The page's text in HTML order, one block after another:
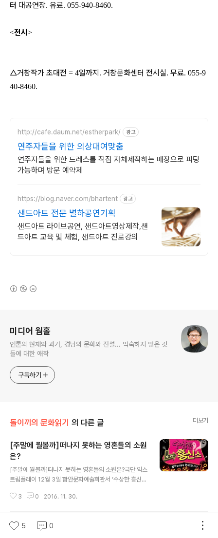
터 대공연장. 유료. 055-940-8460.
<전시 >
△거창작가 초대전 = 4일까지. 거창문화센터 전시실. 무료. 055-9
40-8460.
http://cafe.daum.net/estherpark/ 광고
연주자들을 위한 의상대여맞춤
연주자들을 위한 드레스를 직접 자체제작하는 매장으로 피팅
가능하며 방문 예약제
https://blog.naver.com/bhartent 광고
샌드아트 전문 별하공연기획
샌드아트 라이브공연, 샌드아트영상제작,샌
드아트 교육 및 체험, 샌드아트 진로강의
미디어 웜홀
언론의 현재와 과거, 경남의 문화와 전설... 익숙하지 않은 것
들에 대한 애착
구독하기
돌이끼의 문화읽기 의 다른 글 더보기
[주말에 뭘볼까]떠나지 못하는 영혼들의 소원
은?
[주말에 뭘볼까]떠나지 못하는 영혼들의 소원은?극단 익스
트림플레이 12월 3일 함안문화예술회관서 ‘수상한 흥신
다. 핼러윈데이에 나오는 단골 캐릭터 호박귀신도 몇 개 그
귀신 역시 나오지 않는다. 그런데 여러 등장인물 중 세 사람
3 0 2016. 11. 30.
거문고·가야금산조에 가곡·퓨전까지 ‘사흘 향
5 0